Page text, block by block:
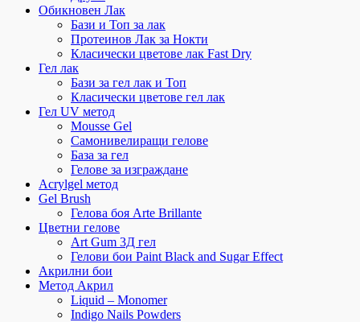
Обикновен Лак
Бази и Топ за лак
Протеинов Лак за Нокти
Класически цветове лак Fast Dry
Гел лак
Бази за гел лак и Топ
Класически цветове гел лак
Гел UV метод
Mousse Gel
Самонивелиращи гелове
База за гел
Гелове за изграждане
Acrylgel метод
Gel Brush
Гелова боя Arte Brillante
Цветни гелове
Art Gum 3Д гел
Гелови бои Paint Black and Sugar Effect
Акрилни бои
Метод Акрил
Liquid – Monomer
Indigo Nails Powders